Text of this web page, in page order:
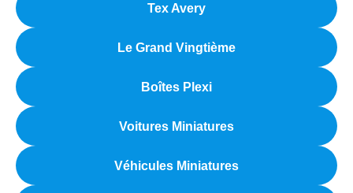
Tex Avery
Le Grand Vingtième
Boîtes Plexi
Voitures Miniatures
Véhicules Miniatures